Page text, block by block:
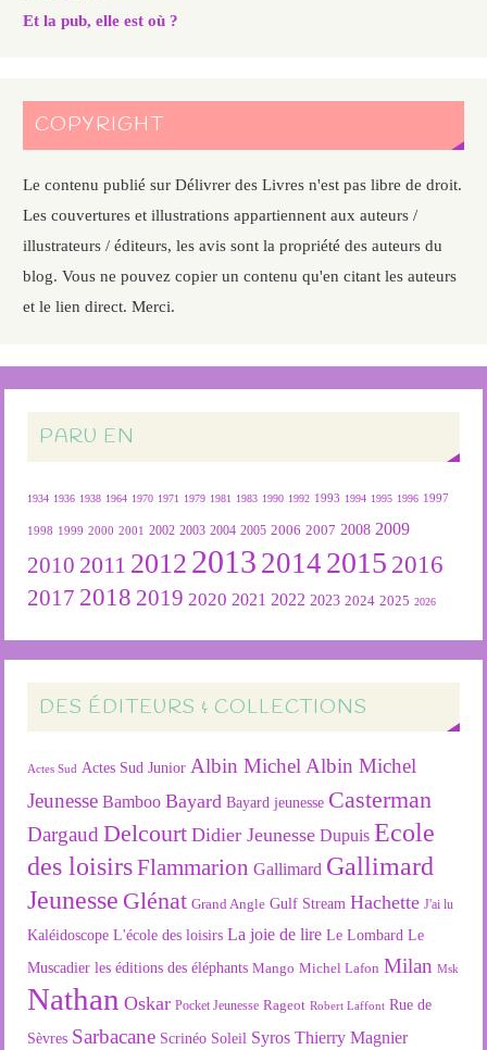
Et la pub, elle est où ?
COPYRIGHT
Le contenu publié sur Délivrer des Livres n'est pas libre de droit.
Les couvertures et illustrations appartiennent aux auteurs /
illustrateurs / éditeurs, les avis sont la propriété des auteurs du
blog. Vous ne pouvez copier un contenu qu'en citant les auteurs
et le lien direct. Merci.
PARU EN
1934 1936 1938 1964 1970 1971 1979 1981 1983 1990 1992 1993 1994 1995 1996 1997
1998 1999 2000 2001 2002 2003 2004 2005 2006 2007 2008 2009
2010 2011 2012 2013 2014 2015 2016
2017 2018 2019 2020 2021 2022 2023 2024 2025 2026
DES ÉDITEURS & COLLECTIONS
Actes Sud Actes Sud Junior Albin Michel Albin Michel
Jeunesse Bamboo Bayard Bayard jeunesse Casterman
Dargaud Delcourt Didier Jeunesse Dupuis Ecole
des loisirsFlammarion Gallimard Gallimard
Jeunesse Glénat Grand Angle Gulf Stream Hachette J'ai lu
Kaléidoscope L'école des loisirs La joie de lire Le Lombard Le
Muscadier les éditions des éléphants Mango Michel Lafon Milan Msk
Nathan Oskar Pocket Jeunesse Rageot Robert Laffont Rue de
Sèvres Sarbacane Scrinéo Soleil Syros Thierry Magnier